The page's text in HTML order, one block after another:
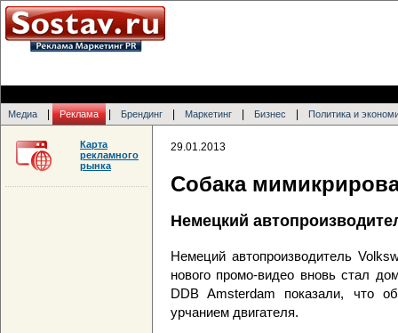
Медиа Реклама Брендинг Маркетинг Бизнес Политика и
29.01.2013
Собака
Немецкий
Немеций автопроизводитель
нового промо-видео вновь стал
DDB Amsterdam показали, что
урчанием двигателя.
Карта
рекламного
рынка